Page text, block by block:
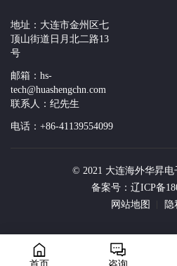
地址：大连市金州区七
顶山街道日月北二路13
号
邮箱：hs-
tech@huashengchn.com
联系人：纪先生
电话：+86-41139554099
© 2021 大连海外华昇电
备案号：辽ICP备
网站地图
隐